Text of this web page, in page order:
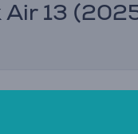
13